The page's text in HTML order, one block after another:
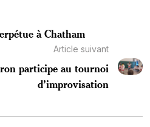
à Chatham
Article suivant
participe au tournoi
d’improvisation